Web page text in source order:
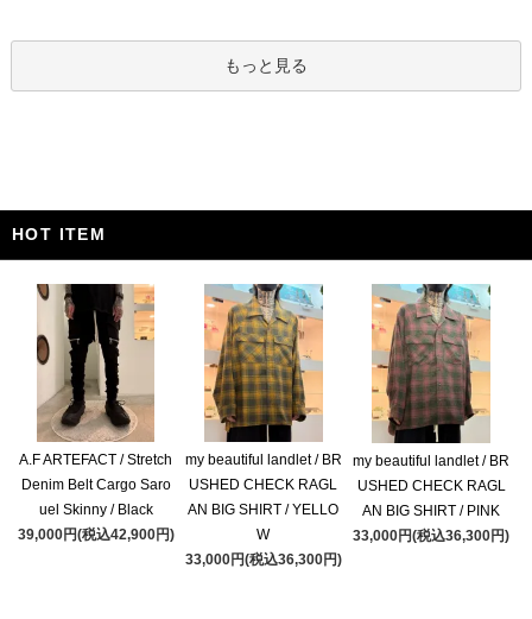
もっと見る
HOT ITEM
A.F ARTEFACT / Stretch
Denim Belt Cargo Saro
uel Skinny / Black
39,000円(税込42,900円)
my beautiful landlet / BR
USHED CHECK RAGL
AN BIG SHIRT / YELLO
W
33,000円(税込36,300円)
my beautiful landlet / BR
USHED CHECK RAGL
AN BIG SHIRT / PINK
33,000円(税込36,300円)